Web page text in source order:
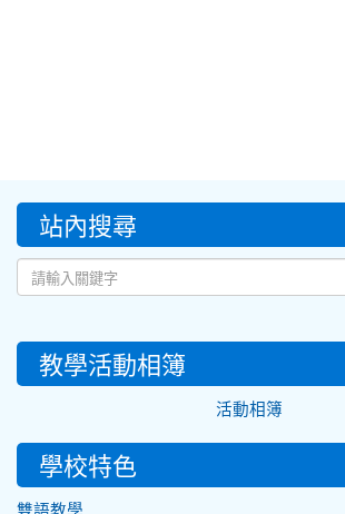
::: 站內搜尋
教學活動相簿
活動相簿
學校特色
雙語教學